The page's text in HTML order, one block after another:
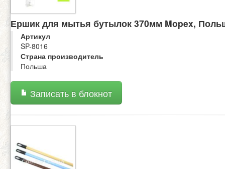
Ершик для мытья бутылок 370мм Mopex,
Артикул
SP-8016
Страна производитель
Польша
Записать в блокнот